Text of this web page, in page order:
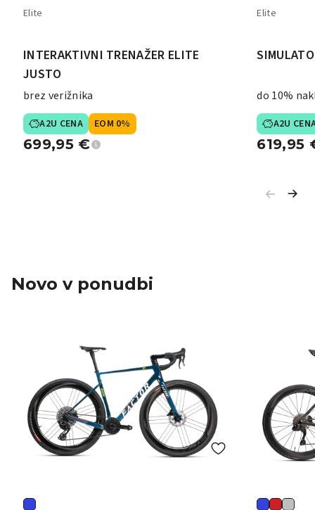
Elite
INTERAKTIVNI TRENAŽER ELITE
JUSTO
brez verižnika
A2U CENA EOM 0%
699,95 €
Elite
do 10%
A2U
619,95
Novo v ponudbi